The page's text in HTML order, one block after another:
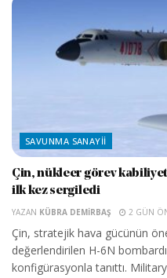
SAVUNMA SANAYII
Çin, nükleer görev
ilk kez sergiledi
YAZAN KÜBRA DEMIRBAŞ 2 GÜN
Çin, stratejik hava gücünün
değerlendirilen H-6N
konfigürasyonla tanıttı. Military